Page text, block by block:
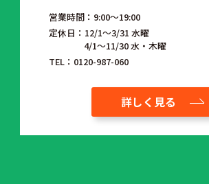
営業時間：9:00～19:00
定休日：12/1〜3/31 水曜
4/1〜11/30 水・木曜
TEL：0120-987-060
詳しく見る